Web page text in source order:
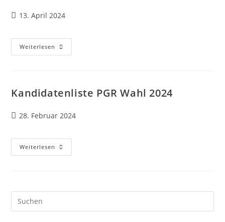
Beitrag
13. April 2024
Weiterlesen Kontaktformular
Pfarrfest
Mai
2024
Kandidatenliste PGR Wahl 2024
Beitrag
28. Februar 2024
Weiterlesen Kandidatenliste
PGR